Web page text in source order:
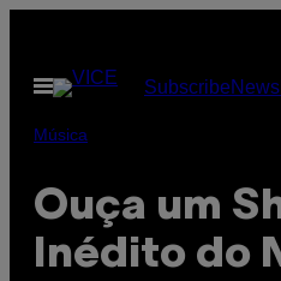
content
Open
Menu
Subscribe
Música
Ouça um
Inédito do